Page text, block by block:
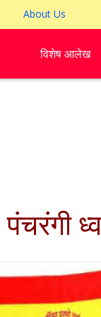
About Us
विशेष आलेख
पंचरंगी